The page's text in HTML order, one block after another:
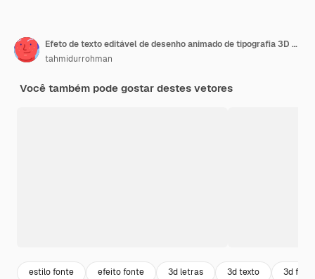
Efeto de texto editável de desenho animado de tipografia 3D em negrito moderno
tahmidurrohman
Você também pode gostar destes vetores
estilo fonte efeito fonte 3d letras 3d texto 3d font